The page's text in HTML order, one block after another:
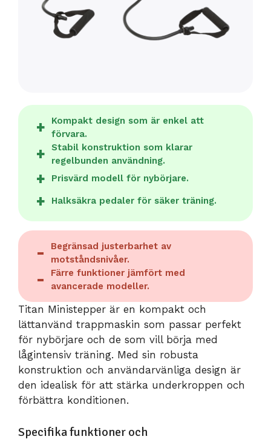
Kompakt design som är enkel att
förvara.
Stabil konstruktion som klarar
regelbunden användning.
Prisvärd modell för nybörjare.
Halksäkra pedaler för säker träning.
Begränsad justerbarhet av
motståndsnivåer.
Färre funktioner jämfört med
avancerade modeller.
Titan Ministepper är en kompakt och
lättanvänd trappmaskin som passar perfekt
för nybörjare och de som vill börja med
lågintensiv träning. Med sin robusta
konstruktion och användarvänliga design är
den idealisk för att stärka underkroppen och
förbättra konditionen.
Specifika funktioner och